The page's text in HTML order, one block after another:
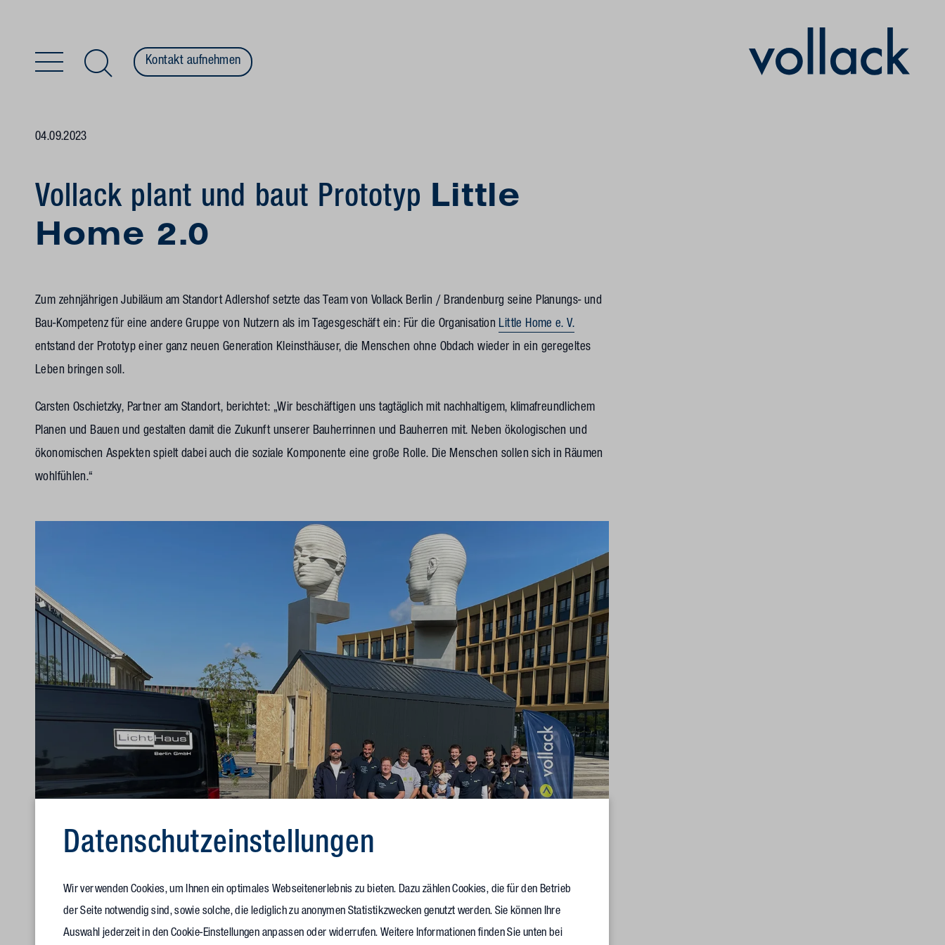
Kontakt aufnehmen
04.09.2023
Vollack plant und baut Prototyp Little
Home 2.0
Zum zehnjährigen Jubiläum am Standort Adlershof setzte das Team von Vollack Berlin / Brandenburg seine Planungs- und
Bau-Kompetenz für eine andere Gruppe von Nutzern als im Tagesgeschäft ein: Für die Organisation Little Home e. V.
entstand der Prototyp einer ganz neuen Generation Kleinsthäuser, die Menschen ohne Obdach wieder in ein geregeltes
Leben bringen soll.
Carsten Oschietzky, Partner am Standort, berichtet: „Wir beschäftigen uns tagtäglich mit nachhaltigem, klimafreundlichem
Planen und Bauen und gestalten damit die Zukunft unserer Bauherrinnen und Bauherren mit. Neben ökologischen und
ökonomischen Aspekten spielt dabei auch die soziale Komponente eine große Rolle. Die Menschen sollen sich in Räumen
wohlfühlen.“
Datenschutz­einstellungen
Wir verwenden Cookies, um Ihnen ein optimales Webseitenerlebnis zu bieten. Dazu zählen Cookies, die für den Betrieb
der Seite notwendig sind, sowie solche, die lediglich zu anonymen Statistikzwecken genutzt werden. Sie können Ihre
Auswahl jederzeit in den Cookie-Einstellungen anpassen oder widerrufen. Weitere Informationen finden Sie unten bei